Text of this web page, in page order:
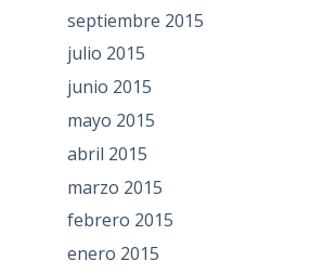
septiembre 2015
julio 2015
junio 2015
mayo 2015
abril 2015
marzo 2015
febrero 2015
enero 2015